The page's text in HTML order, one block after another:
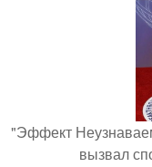
"Эффект
вызвал